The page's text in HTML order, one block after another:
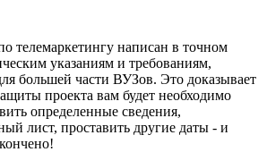
телемаркетингу написан в точном
указаниям и требованиям,
большей части ВУЗов. Это доказывает
проекта вам будет необходимо
определенные сведения,
лист, проставить другие даты - и